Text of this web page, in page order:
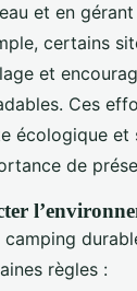
et en
certains
et
Ces
écologique et
de
camping
règles :